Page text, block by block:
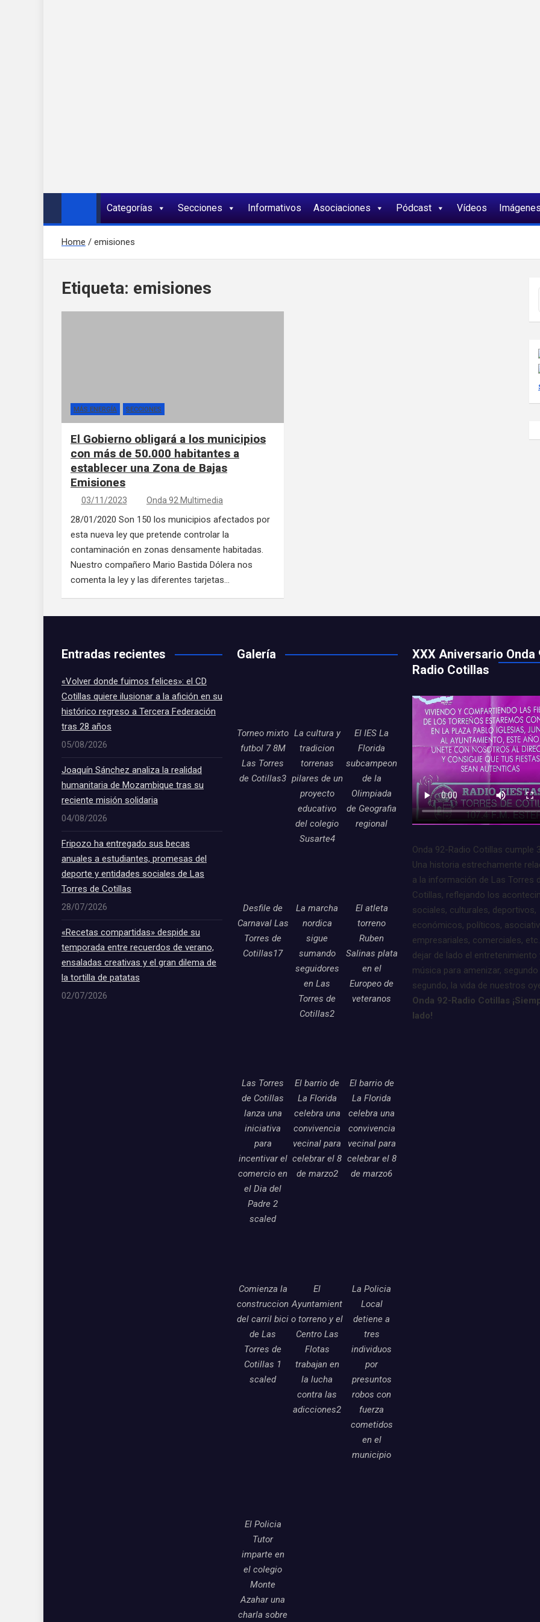
Categorías Secciones Informativos Asociaciones Pódcast Vídeos
Home emisiones
Etiqueta: emisiones
MÁS ENERGÍA SECCIONES
El Gobierno obligará a los municipios
con más de 50.000 habitantes a
establecer una Zona de Bajas
Emisiones
03/11/2023 Onda 92 Multimedia
28/01/2020 Son 150 los municipios afectados por
esta nueva ley que pretende controlar la
contaminación en zonas densamente habitadas.
Nuestro compañero Mario Bastida Dólera nos
comenta la ley y las diferentes tarjetas…
Entradas recientes
«Volver donde fuimos felices»: el CD
Cotillas quiere ilusionar a la afición en su
histórico regreso a Tercera Federación
tras 28 años
05/08/2026
Joaquín Sánchez analiza la realidad
humanitaria de Mozambique tras su
reciente misión solidaria
04/08/2026
Fripozo ha entregado sus becas
anuales a estudiantes, promesas del
deporte y entidades sociales de Las
Torres de Cotillas
28/07/2026
«Recetas compartidas» despide su
temporada entre recuerdos de verano,
ensaladas creativas y el gran dilema de
la tortilla de patatas
02/07/2026
Galería
Torneo mixto
futbol 7 8M
Las Torres
de Cotillas3
La cultura y
tradicion
torrenas
pilares de un
proyecto
educativo
del colegio
Susarte4
El IES La
Florida
subcampeon
de la
Olimpiada
de Geografia
regional
Desfile de
Carnaval Las
Torres de
Cotillas17
La marcha
nordica
sigue
sumando
seguidores
en Las
Torres de
Cotillas2
El atleta
torreno
Ruben
Salinas plata
en el
Europeo de
veteranos
Las Torres
de Cotillas
lanza una
iniciativa
para
incentivar el
comercio en
el Dia del
Padre 2
scaled
El barrio de
La Florida
celebra una
convivencia
vecinal para
celebrar el 8
de marzo2
El barrio de
La Florida
celebra una
convivencia
vecinal para
celebrar el 8
de marzo6
Comienza la
construccion
del carril bici
de Las
Torres de
Cotillas 1
scaled
El
Ayuntamient
o torreno y el
Centro Las
Flotas
trabajan en
la lucha
contra las
adicciones2
La Policia
Local
detiene a
tres
individuos
por
presuntos
robos con
fuerza
cometidos
en el
municipio
El Policia
Tutor
imparte en
el colegio
Monte
Azahar una
charla sobre
XXX Aniversario Onda
Radio Cotillas
Onda 92-Radio Cotillas cumple
Una historia estrechamente
a la información de Las Torres
Cotillas, reflejando los
sociales, culturales, deportivos,
económicos, políticos,
empresariales, comerciales,
dejar de lado el entretenimiento
música para amenizar, segundo
segundo, la vida de nuestros
Onda 92-Radio Cotillas
lado!